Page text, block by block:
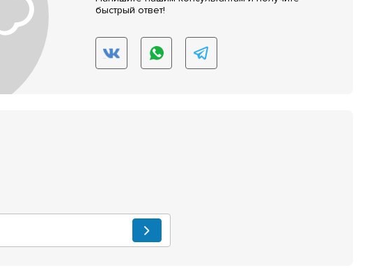
быстрый ответ!